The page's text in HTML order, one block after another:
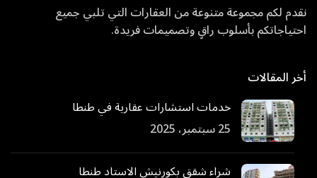
نقدم لكم مجموعة متنوعة من العقارات التي تلبي جميع
احتياجاتكم بأسلوب راقٍ وتصميمات فريدة.
أخر المقالات
خدمات استشارات عقارية في طنطا
25 سبتمبر، 2025
شراء شقق بكورنيش الاستاد طنطا